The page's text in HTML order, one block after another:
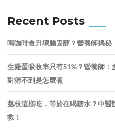
Recent Posts
喝咖啡會升壞膽固醇？營養師揭秘
生雞蛋吸收率只有51%？營養師
對猜不到是怎麼煮
荔枝這樣吃，等於在喝糖水？中
救！